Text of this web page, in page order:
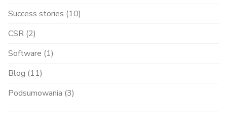
Success stories (10)
CSR (2)
Software (1)
Blog (11)
Podsumowania (3)